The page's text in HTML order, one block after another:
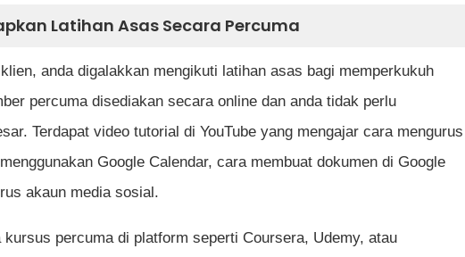
Latihan Asas Secara Percuma
anda digalakkan mengikuti latihan asas bagi memperkukuh
percuma disediakan secara online dan anda tidak perlu
Terdapat video tutorial di YouTube yang mengajar cara mengurus
Google Calendar, cara membuat dokumen di Google
akaun media sosial.
kursus percuma di platform seperti Coursera, Udemy, atau